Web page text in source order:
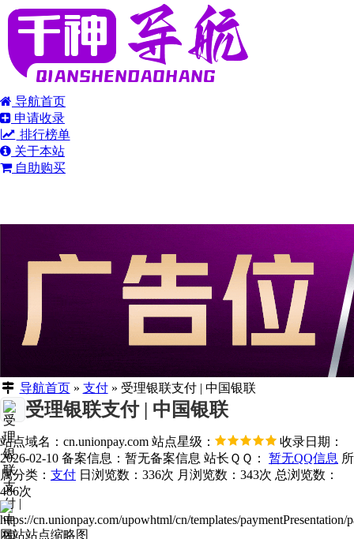
导航首页
申请收录
排行榜单
关于本站
自助购买
导航首页» 支付» 受理银联支付 | 中国银联
受理银联支付 | 中国银联
站点域名：cn.unionpay.com 站点星级：
收录日期：
2026-02-10 备案信息： 暂无备案信息 站长ＱＱ： 暂无QQ信息 所
属分类： 支付 日浏览数：336次 月浏览数：343次 总浏览数：
486次